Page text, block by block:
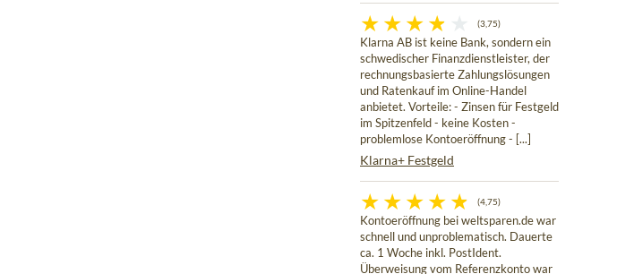
(3,75)
Klarna AB ist keine Bank, sondern ein
schwedischer Finanzdienstleister, der
rechnungsbasierte Zahlungslösungen
und Ratenkauf im Online-Handel
anbietet. Vorteile: - Zinsen für Festgeld
im Spitzenfeld - keine Kosten -
problemlose Kontoeröffnung - [...]
Klarna+ Festgeld
(4,75)
Kontoeröffnung bei weltsparen.de war
schnell und unproblematisch. Dauerte
ca. 1 Woche inkl. PostIdent.
Überweisung vom Referenzkonto war